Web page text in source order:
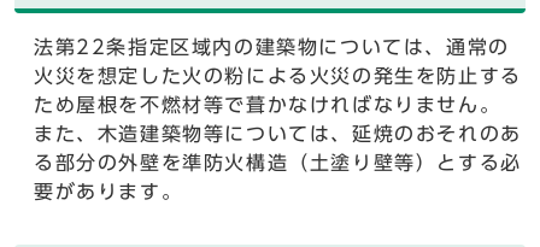
法第22条指定区域内の建築物については、通常の
火災を想定した火の粉による火災の発生を防止する
ため屋根を不燃材等で葺かなければなりません。
また、木造建築物等については、延焼のおそれのあ
る部分の外壁を準防火構造（土塗り壁等）とする必
要があります。